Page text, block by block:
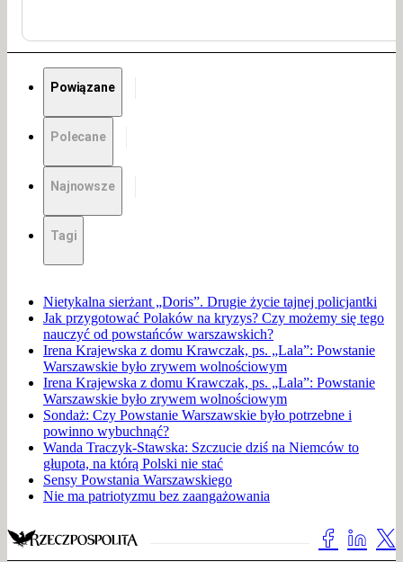
Powiązane
Polecane
Najnowsze
Tagi
Nietykalna sierżant „Doris”. Drugie życie tajnej policjantki
Jak przygotować Polaków na kryzys? Czy możemy się tego
nauczyć od powstańców warszawskich?
Irena Krajewska z domu Krawczak, ps. „Lala”: Powstanie
Warszawskie było zrywem wolnościowym
Irena Krajewska z domu Krawczak, ps. „Lala”: Powstanie
Warszawskie było zrywem wolnościowym
Sondaż: Czy Powstanie Warszawskie było potrzebne i
powinno wybuchnąć?
Wanda Traczyk-Stawska: Szczucie dziś na Niemców to
głupota, na którą Polski nie stać
Sensy Powstania Warszawskiego
Nie ma patriotyzmu bez zaangażowania